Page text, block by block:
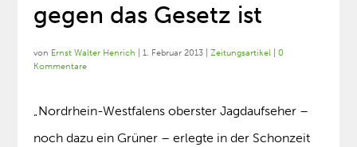
gegen das Gesetz ist
von Ernst Walter Henrich |1. Februar 2013 |Zeitungsartikel |0
Kommentare
„Nordrhein-Westfalens oberster Jagdaufseher –
noch dazu ein Grüner – erlegte in der Schonzeit